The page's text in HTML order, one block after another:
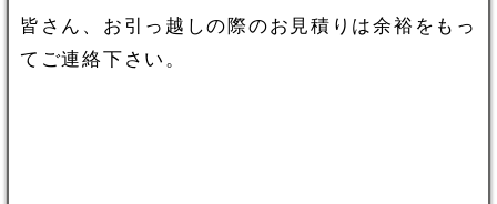
皆さん、お引っ越しの際のお見積りは余裕をもっ
てご連絡下さい。